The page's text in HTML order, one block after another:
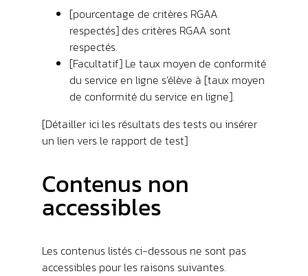
[pourcentage de critères RGAA
respectés] des critères RGAA sont
respectés.
[Facultatif] Le taux moyen de conformité
du service en ligne s’élève à [taux moyen
de conformité du service en ligne].
[Détailler ici les résultats des tests ou insérer
un lien vers le rapport de test]
Contenus non
accessibles
Les contenus listés ci-dessous ne sont pas
accessibles pour les raisons suivantes.